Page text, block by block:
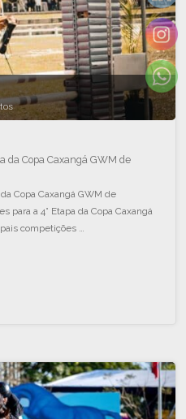
da Copa Caxangá GWM de
Copa Caxangá GWM de
para a 4° Etapa da Copa Caxangá
competições …